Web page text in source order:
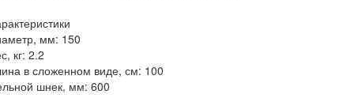
мм: 150
кг: 2.2
в сложенном виде, см: 100
шнек, мм: 600